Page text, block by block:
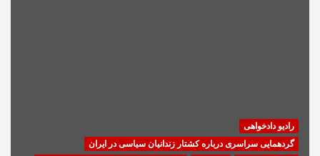
رادیو دادخواهی
گردهمایی سراسری درباره کشتار زندانیان سیاسی در ایران